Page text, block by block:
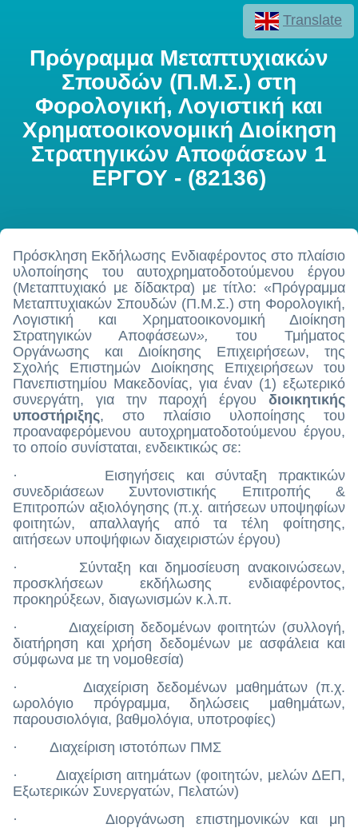
Translate
Πρόγραμμα Μεταπτυχιακών
Σπουδών (Π.Μ.Σ.) στη
Φορολογική, Λογιστική και
Χρηματοοικονομική Διοίκηση
Στρατηγικών Αποφάσεων 1
ΕΡΓΟΥ - (82136)
Πρόσκληση Εκδήλωσης Ενδιαφέροντος στο πλαίσιο
υλοποίησης του αυτοχρηματοδοτούμενου έργου
(Μεταπτυχιακό με δίδακτρα) με τίτλο: «Πρόγραμμα
Μεταπτυχιακών Σπουδών (Π.Μ.Σ.) στη Φορολογική,
Λογιστική και Χρηματοοικονομική Διοίκηση
Στρατηγικών Αποφάσεων», του Τμήματος
Οργάνωσης και Διοίκησης Επιχειρήσεων, της
Σχολής Επιστημών Διοίκησης Επιχειρήσεων του
Πανεπιστημίου Μακεδονίας, για έναν (1) εξωτερικό
συνεργάτη, για την παροχή έργου διοικητικής
υποστήριξης, στο πλαίσιο υλοποίησης του
προαναφερόμενου αυτοχρηματοδοτούμενου έργου,
το οποίο συνίσταται, ενδεικτικώς σε:
· Εισηγήσεις και σύνταξη πρακτικών
συνεδριάσεων Συντονιστικής Επιτροπής &
Επιτροπών αξιολόγησης (π.χ. αιτήσεων υποψηφίων
φοιτητών, απαλλαγής από τα τέλη φοίτησης,
αιτήσεων υποψήφιων διαχειριστών έργου)
· Σύνταξη και δημοσίευση ανακοινώσεων,
προσκλήσεων εκδήλωσης ενδιαφέροντος,
προκηρύξεων, διαγωνισμών κ.λ.π.
· Διαχείριση δεδομένων φοιτητών (συλλογή,
διατήρηση και χρήση δεδομένων με ασφάλεια και
σύμφωνα με τη νομοθεσία)
· Διαχείριση δεδομένων μαθημάτων (π.χ.
ωρολόγιο πρόγραμμα, δηλώσεις μαθημάτων,
παρουσιολόγια, βαθμολόγια, υποτροφίες)
· Διαχείριση ιστοτόπων ΠΜΣ
· Διαχείριση αιτημάτων (φοιτητών, μελών ΔΕΠ,
Εξωτερικών Συνεργατών, Πελατών)
· Διοργάνωση επιστημονικών και μη